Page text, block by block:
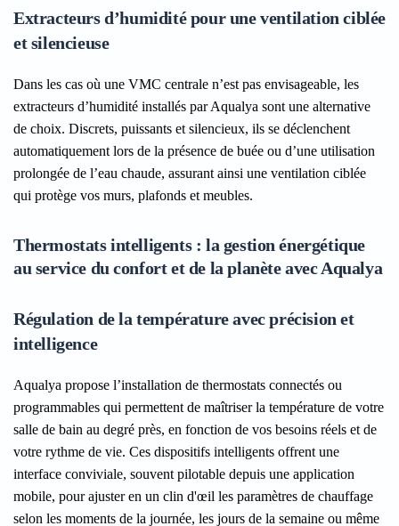
Extracteurs d’humidité pour une ventilation ciblée
et silencieuse
Dans les cas où une VMC centrale n’est pas envisageable, les
extracteurs d’humidité installés par Aqualya sont une alternative
de choix. Discrets, puissants et silencieux, ils se déclenchent
automatiquement lors de la présence de buée ou d’une utilisation
prolongée de l’eau chaude, assurant ainsi une ventilation ciblée
qui protège vos murs, plafonds et meubles.
Thermostats intelligents : la gestion énergétique
au service du confort et de la planète avec Aqualya
Régulation de la température avec précision et
intelligence
Aqualya propose l’installation de thermostats connectés ou
programmables qui permettent de maîtriser la température de votre
salle de bain au degré près, en fonction de vos besoins réels et de
votre rythme de vie. Ces dispositifs intelligents offrent une
interface conviviale, souvent pilotable depuis une application
mobile, pour ajuster en un clin d'œil les paramètres de chauffage
selon les moments de la journée, les jours de la semaine ou même